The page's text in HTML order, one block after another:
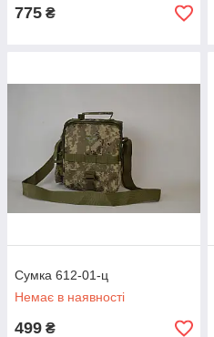
775 ₴
Сумка 612-01-ц
Немає в наявності
499 ₴